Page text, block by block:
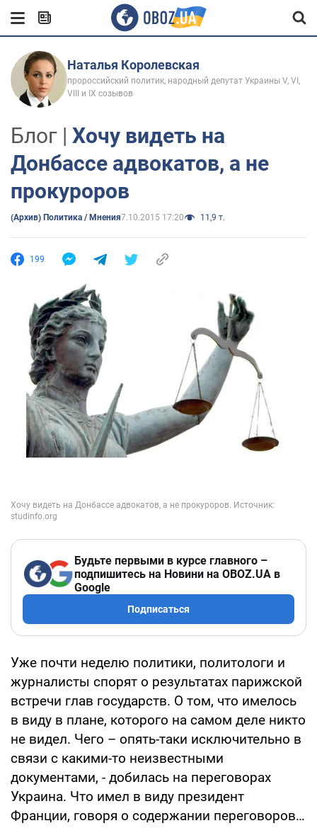
Наталья Королевская
пророссийский политик, народный депутат Украины V, VI,
VIII и IX созывов
Блог | Хочу видеть на
Донбассе адвокатов, а не
прокуроров
(Архив) Политика / Мнения7.10.2015 17:20 11,9 т.
199
Будьте первыми в курсе главного –
подпишитесь на Новини на OBOZ.UA в
Google
Подписаться
Уже почти неделю политики, политологи и
журналисты спорят о результатах парижской
встречи глав государств. О том, что имелось
в виду в плане, которого на самом деле никто
не видел. Чего – опять-таки исключительно в
связи с какими-то неизвестными
документами, - добилась на переговорах
Украина. Что имел в виду президент
Франции, говоря о содержании переговоров…